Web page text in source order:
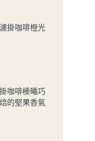
掛咖啡橙光
咖啡榛曦巧
的堅果香氣